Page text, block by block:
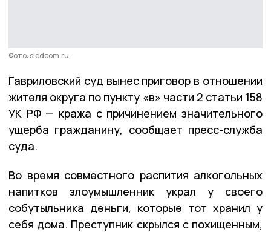
Фото: sledcom.ru
Гавриловский суд вынес приговор в отношении
жителя округа по пункту «в» части 2 статьи 158
УК РФ — кража с причинением значительного
ущерба гражданину, сообщает пресс-служба
суда.
Во время совместного распития алкогольных
напитков злоумышленник украл у своего
собутыльника деньги, которые тот хранил у
себя дома. Преступник скрылся с похищенным,